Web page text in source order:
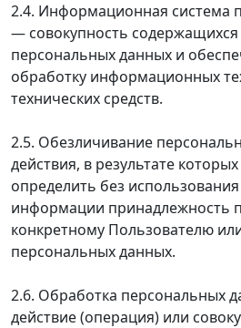
2.4. Информационная система
— совокупность содержащихся
персональных данных и
обработку информационных
технических средств.
2.5. Обезличивание
действия, в результате
определить без
информации принадлежность
конкретному Пользователю
персональных данных.
2.6. Обработка персональных
действие (операция) или